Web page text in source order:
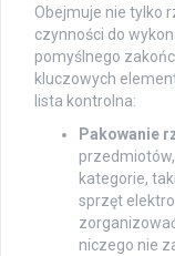
Obejmuje nie tylko
czynności do
pomyślnego
kluczowych
lista kontrolna:
Pakowanie
kategorie,
sprzęt
niczego nie